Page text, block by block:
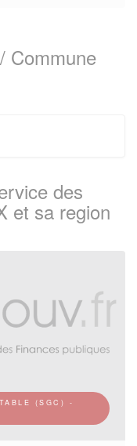
Commune
des
et sa region
(SGC) -